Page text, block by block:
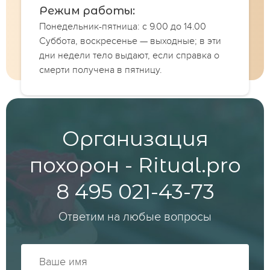
Режим работы:
Понедельник-пятница: с 9.00 до 14.00
Суббота, воскресенье — выходные; в эти
дни недели тело выдают, если справка о
смерти получена в пятницу.
Организация
похорон - Ritual.pro
8 495 021-43-73
Ответим на любые вопросы